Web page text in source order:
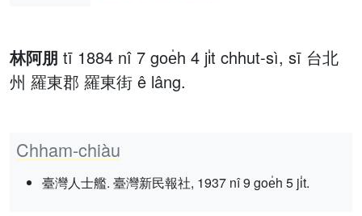
林阿朋 tī 1884 nî 7 goe̍h 4 ji̍t chhut-sì, sī 台北
州 羅東郡 羅東街 ê lâng.
Chham-chiàu
臺灣人士艦. 臺灣新民報社, 1937 nî 9 goe̍h 5 ji̍t.